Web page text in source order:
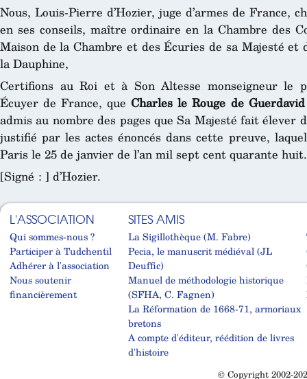
Nous, Louis-Pierre d’Hozier, juge d’armes de France,
en ses conseils, maître ordinaire en la Chambre des
Maison de la Chambre et des Écuries de sa Majesté et
la Dauphine,
Certifions au Roi et à Son Altesse monseigneur le
Écuyer de France, queCharles le Rouge de Guerdavid
admis au nombre des pages que Sa Majesté fait élever
justifié par les actes énoncés dans cette preuve,
Paris le 25 de janvier de l’an mil sept cent quarante huit.
[Signé : ] d’Hozier.
L'ASSOCIATION
Qui sommes-nous ?
Participer à Tudchentil
Adhérer à l'association
Nous soutenir
financièrement
SITES AMIS
La Sigillothèque (M. Fabre)
Pecia, le manuscrit médiéval (JL
Deuffic)
Manuel de méthodologie historique
(SFHA, C. Fagnen)
La Réformation de 1668-71, armoriaux
bretons
A compte d'éditeur, réédition de livres
d'histoire
© Copyright 2002-